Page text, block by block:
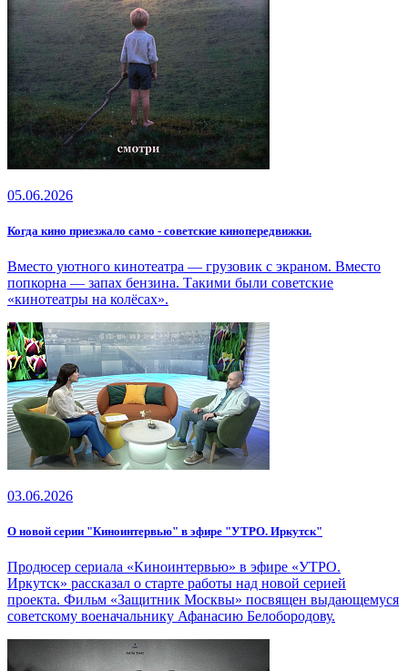
05.06.2026
Когда кино приезжало само - советские кинопередвижки.
Вместо уютного кинотеатра — грузовик с экраном. Вместо
попкорна — запах бензина. Такими были советские
«кинотеатры на колёсах».
03.06.2026
О новой серии "Киноинтервью" в эфире "УТРО. Иркутск"
Продюсер сериала «Киноинтервью» в эфире «УТРО.
Иркутск» рассказал о старте работы над новой серией
проекта. Фильм «Защитник Москвы» посвящен выдающемуся
советскому военачальнику Афанасию Белобородову.